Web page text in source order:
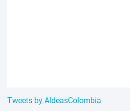
Tweets by AldeasColombia